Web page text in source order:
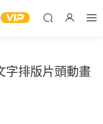
字排版片頭動畫